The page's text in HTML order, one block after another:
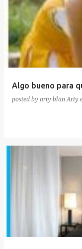
Algo bueno para
posted by arty blanArty